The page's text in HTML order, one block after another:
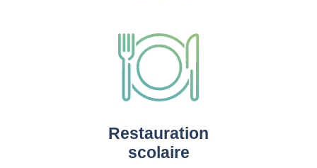
Restauration
scolaire